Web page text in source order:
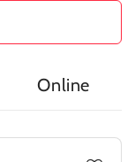
Online